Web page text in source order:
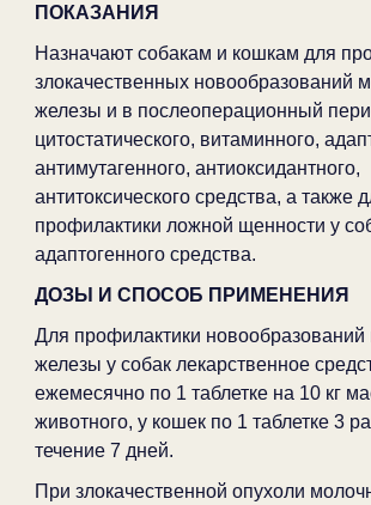
ПОКАЗАНИЯ
Назначают собакам и кошкам для
злокачественных новообразований
железы и в послеоперационный
цитостатического, витаминного,
антимутагенного, антиоксидантного,
антитоксического средства, а также
профилактики ложной щенности у
адаптогенного средства.
ДОЗЫ И СПОСОБ ПРИМЕНЕНИЯ
Для профилактики новообразований
железы у собак лекарственное
ежемесячно по 1 таблетке на 10 кг
животного, у кошек по 1 таблетке 3
течение 7 дней.
При злокачественной опухоли